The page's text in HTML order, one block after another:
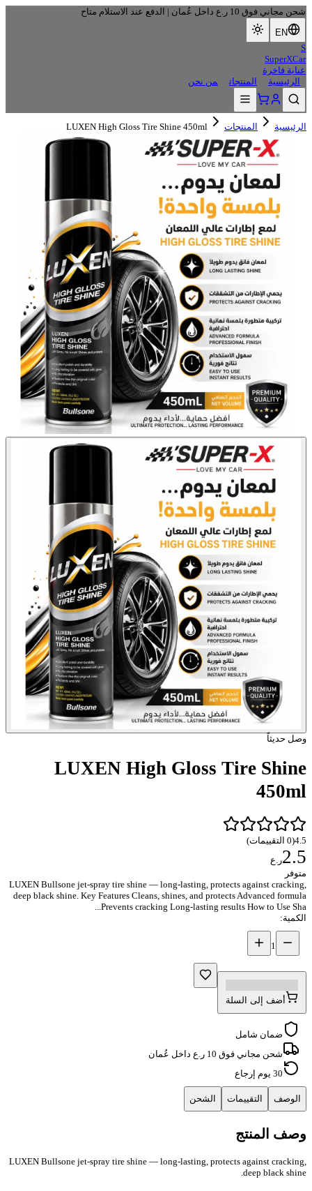
شحن مجاني فوق 10 ر.ع داخل عُمان | الدفع عند الاستلام متاح
EN
S
SuperXCar
عناية فاخرة
الرئيسية
المنتجات من نحن
الرئيسية المنتجات LUXEN High Gloss Tire Shine 450ml
وصل حديثاً
LUXEN High Gloss Tire Shine
450ml
4.5
(
0 التقييمات)
2.5ر.ع
متوفر
LUXEN Bullsone jet-spray tire shine — long-lasting, protects against cracking,
deep black shine. Key Features Cleans, shines, and protects Advanced formula
Prevents cracking Long-lasting results How to Use Sha...
الكمية:
1
أضف إلى السلة
ضمان شامل
شحن مجاني فوق 10 ر.ع داخل عُمان
30 يوم إرجاع
الوصف التقييمات الشحن
وصف المنتج
LUXEN Bullsone jet-spray tire shine — long-lasting, protects against cracking,
deep black shine.